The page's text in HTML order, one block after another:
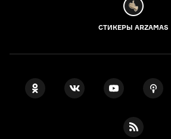
СТИКЕРЫ ARZAMAS